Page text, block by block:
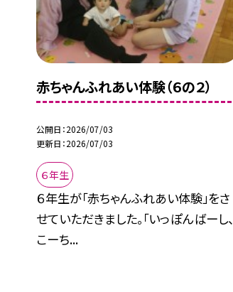
赤ちゃんふれあい体験（６の２）
公開日 2026/07/03
更新日 2026/07/03
６年生
６年生が「赤ちゃんふれあい体験」をさ
せていただきました。「いっぽんばーし、
こーち...